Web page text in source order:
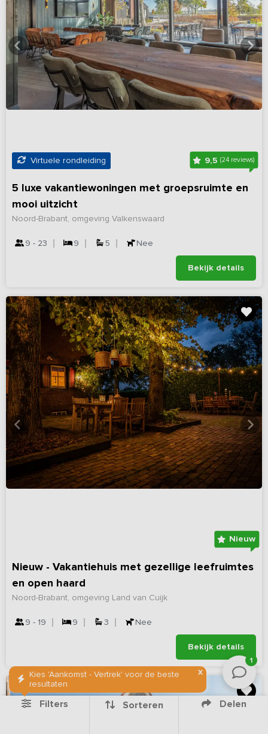
Virtuele rondleiding 9,5(24 reviews)
5 luxe vakantiewoningen met groepsruimte en
mooi uitzicht
Noord-Brabant, omgeving Valkenswaard
9 - 23 9 5 Nee
Bekijk details
Nieuw
Nieuw - Vakantiehuis met gezellige leefruimtes
en open haard
Noord-Brabant, omgeving Land van Cuijk
9 - 19 9 3 Nee
Bekijk details
X
Kies 'Aankomst - Vertrek' voor de beste
resultaten
1
Filters Sorteren Delen